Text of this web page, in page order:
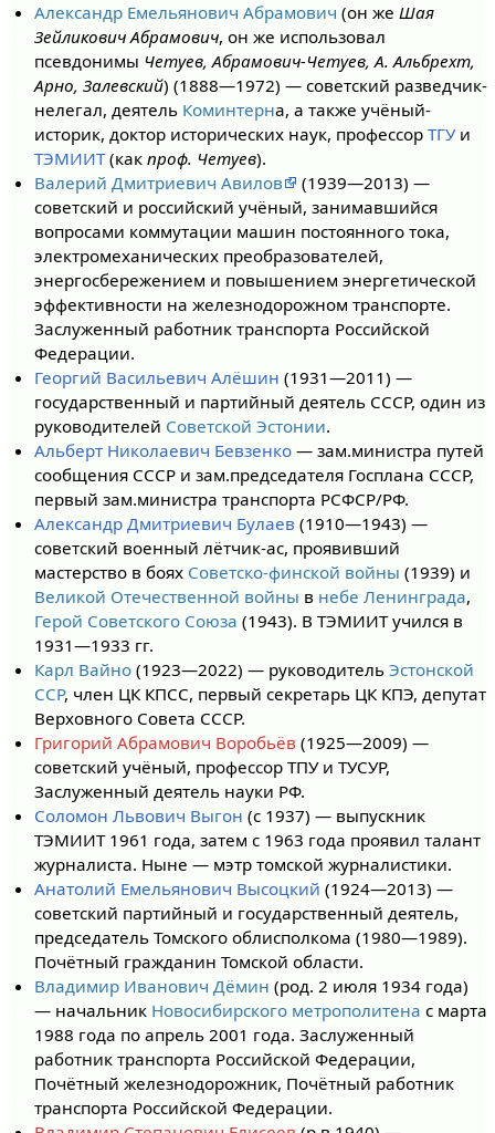
Александр Емельянович Абрамович (он жеШая
Зейликович Абрамович, он же использовал
псевдонимы Четуев, Абрамович-Четуев, А. Альбрехт,
Арно, Залевский) (1888—1972) — советский разведчик-
нелегал, деятель Коминтерна, а также учёный-
историк, доктор исторических наук, профессорТГУи
ТЭМИИТ(какпроф. Четуев).
Валерий Дмитриевич Авилов
(1939—2013) —
советский и российский учёный, занимавшийся
вопросами коммутации машин постоянного тока,
электромеханических преобразователей,
энергосбережением и повышением энергетической
эффективности на железнодорожном транспорте.
Заслуженный работник транспорта Российской
Федерации.
Георгий Васильевич Алёшин (1931—2011) —
государственный и партийный деятель СССР, один из
руководителей Советской Эстонии.
Альберт Николаевич Бевзенко — зам.министра путей
сообщения СССР и зам.председателя Госплана СССР,
первый зам.министра транспорта РСФСР/РФ.
Александр Дмитриевич Булаев (1910—1943) —
советский военный лётчик-ас, проявивший
мастерство в боях Советско-финской войны (1939) и
Великой Отечественной войны в небе Ленинграда,
Герой Советского Союза (1943). В ТЭМИИТ учился в
1931—1933 гг.
Карл Вайно (1923—2022) — руководительЭстонской
ССР, член ЦК КПСС, первый секретарь ЦК КПЭ, депутат
Верховного Совета СССР.
Григорий Абрамович Воробьёв (1925—2009) —
советский учёный, профессор ТПУ и ТУСУР,
Заслуженный деятель науки РФ.
Соломон Львович Выгон (с 1937) — выпускник
ТЭМИИТ 1961 года, затем с 1963 года проявил талант
журналиста. Ныне — мэтр томской журналистики.
Анатолий Емельянович Высоцкий (1924—2013) —
советский партийный и государственный деятель,
председатель Томского облисполкома (1980—1989).
Почётный гражданин Томской области.
Владимир Иванович Дёмин (род. 2 июля 1934 года)
— начальник Новосибирского метрополитена с марта
1988 года по апрель 2001 года. Заслуженный
работник транспорта Российской Федерации,
Почётный железнодорожник, Почётный работник
транспорта Российской Федерации.